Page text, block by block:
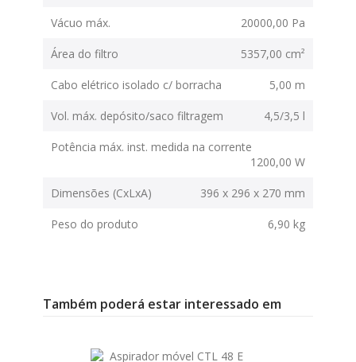
Vácuo máx. 20000,00 Pa
Área do filtro 5357,00 cm²
Cabo elétrico isolado c/ borracha 5,00 m
Vol. máx. depósito/saco filtragem 4,5/3,5 l
Potência máx. inst. medida na corrente
1200,00 W
Dimensões (CxLxA) 396 x 296 x 270 mm
Peso do produto 6,90 kg
Também poderá estar interessado em